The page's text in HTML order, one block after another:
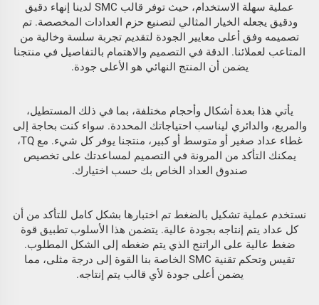
عملية سهلة الاستخدام، حيث توفر قالب SMC لدينا إنهاء دقيق
ودقيق يجعله الخيار المثالي لتصنيع حزم العدادات المخصصة. تم
تصميمه وفق أعلى معايير الجودة لتقديم تجربة سلسة وخالية من
المتاعب لعملائنا. الدقة في التصميم والاهتمام بالتفاصيل في منتجنا
يضمن أن المنتج النهائي هو الأعلى جودة.
يأتي هذا بعدة أشكال وأحجام مختلفة، بما في ذلك المستطيل،
والمربع، والدائري ليناسب احتياجاتك المحددة. سواء كنت بحاجة إلى
غطاء عداد صغير أو متوسط أو كبير، منتجنا يوفر كل شيء. مع TQ،
يمكنك التأكد من المرونة في التصميم لمساعدتك على تخصيص
صندوق العداد الخاص بك حسب اختيارك.
نستخدم عملية تشكيل بالضغط تم اختبارها بشكل كامل للتأكد من أن
كل عداد يتم إنتاجه بجودة عالية. يتضمن هذا الأسلوب تطبيق قوة
ضغط عالية على الراتنج الذي يتم ضغطه إلى الشكل المطلوب.
تقيس وتحكم تقنية SMC الخاصة بنا القوة إلى درجة مثلى، مما
يضمن أعلى جودة لأي قالب يتم إنتاجه.